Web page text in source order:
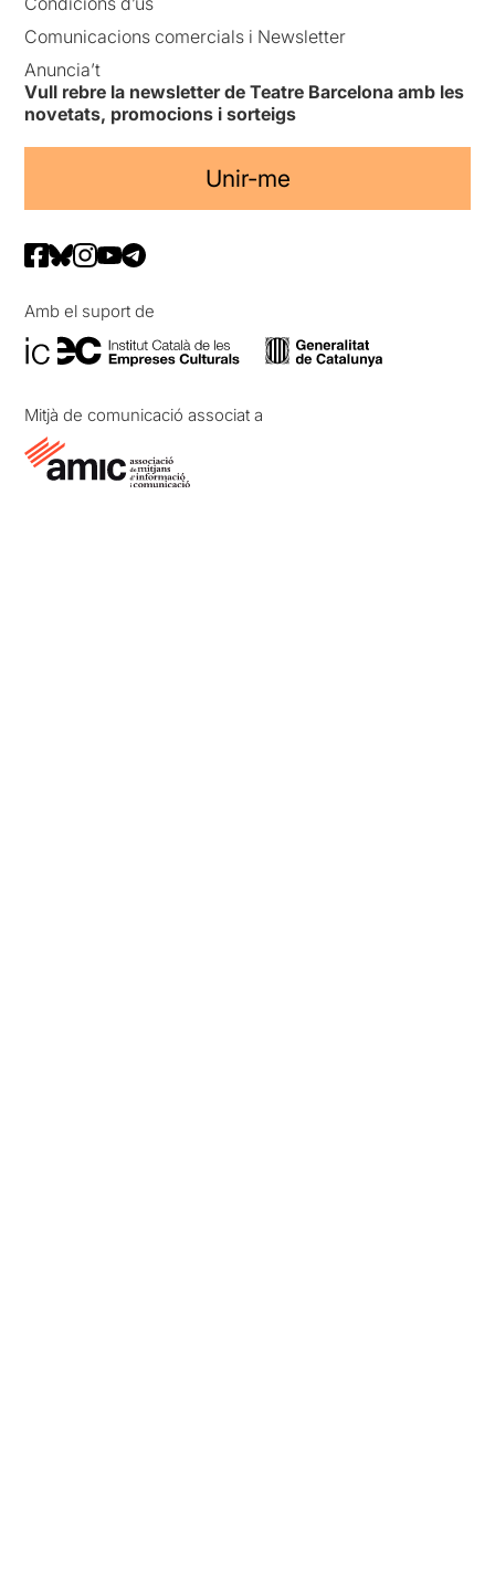
Comunicacions comercials i Newsletter
Anuncia’t
Vull rebre la newsletter de Teatre Barcelona amb les
novetats, promocions i sorteigs
Unir-me
Amb el suport de
Mitjà de comunicació associat a